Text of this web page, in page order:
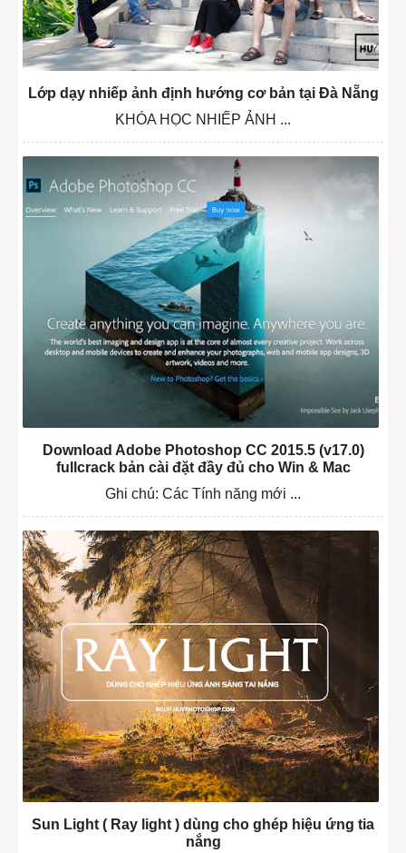
Lớp dạy nhiếp ảnh định hướng cơ bản tại Đà Nẵng
KHÓA HỌC NHIẾP ẢNH ...
Download Adobe Photoshop CC 2015.5 (v17.0)
fullcrack bản cài đặt đầy đủ cho Win & Mac
Ghi chú: Các Tính năng mới ...
Sun Light ( Ray light ) dùng cho ghép hiệu ứng tia
nắng